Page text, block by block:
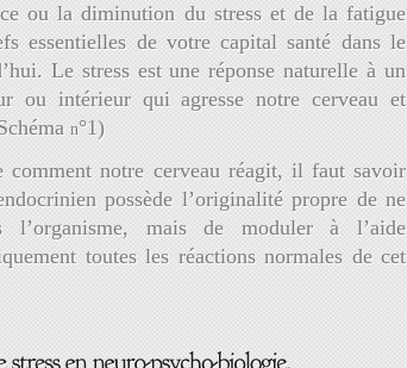
ou la diminution du stress et de la fatigue
essentielles de votre capital santé dans le
Le stress est une réponse naturelle à un
ou intérieur qui agresse notre cerveau et
n°1)
comment notre cerveau réagit, il faut savoir
possède l’originalité propre de ne
l’organisme, mais de moduler à l’aide
toutes les réactions normales de cet